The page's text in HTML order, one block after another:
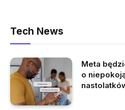
Tech News
Meta
o